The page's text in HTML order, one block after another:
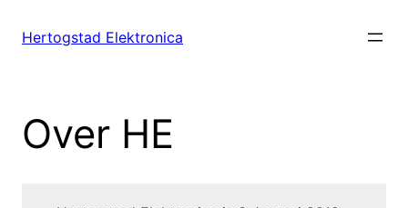
naarHertogstad Elektronica
Over HE